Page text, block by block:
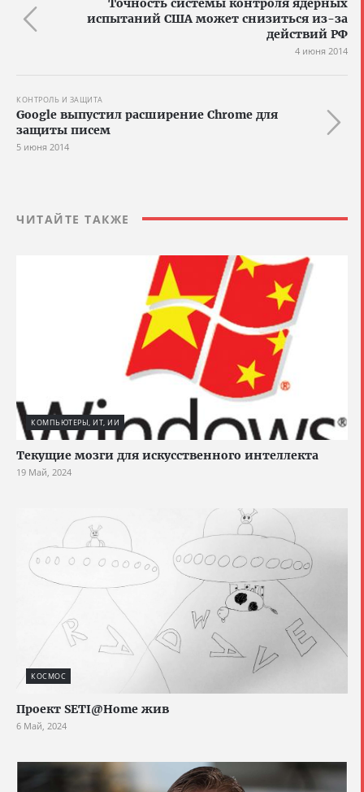
Точность системы контроля ядерных
испытаний США может снизиться из-за
действий РФ
4 июня 2014
КОНТРОЛЬ И ЗАЩИТА
Google выпустил расширение Chrome для
защиты писем
5 июня 2014
ЧИТАЙТЕ ТАКЖЕ
КОМПЬЮТЕРЫ, ИТ, ИИ
Текущие мозги для искусственного интеллекта
19 Май, 2024
КОСМОС
Проект SETI@Home жив
6 Май, 2024